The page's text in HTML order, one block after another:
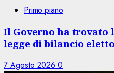
Primo piano
Il Governo ha trovato
legge di bilancio
7 Agosto 2026 0